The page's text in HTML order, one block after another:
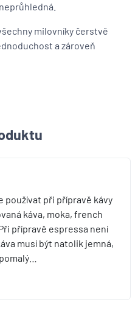
milovníky čerstvě
a zároveň
používat při přípravě kávy
káva, moka, french
přípravě espressa není
musí být natolik jemná,